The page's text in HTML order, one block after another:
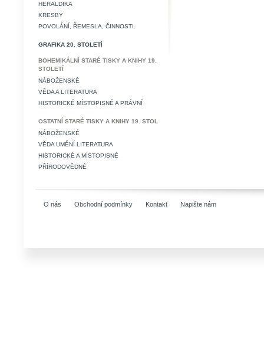
HERALDIKA
KRESBY
POVOLÁNÍ, ŘEMESLA, ČINNOSTI.
GRAFIKA 20. STOLETÍ
BOHEMIKÁLNÍ STARÉ TISKY A KNIHY 19.
STOLETÍ
NÁBOŽENSKÉ
VĚDA A LITERATURA
HISTORICKÉ MÍSTOPISNÉ A PRÁVNÍ
OSTATNÍ STARÉ TISKY A KNIHY 19. STOL
NÁBOŽENSKÉ
VĚDA UMĚNÍ LITERATURA
HISTORICKÉ A MÍSTOPISNÉ
PŘÍRODOVĚDNÉ
O nás Obchodní podmínky Kontakt Napište nám